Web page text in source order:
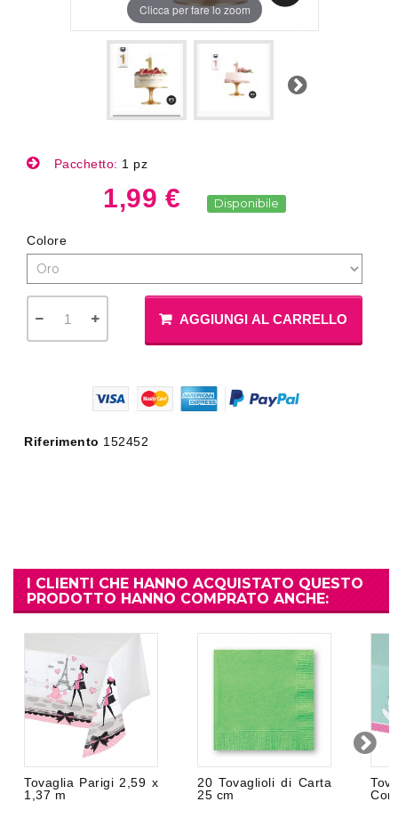
Clicca per fare lo zoom
Successivo
Pacchetto: 1 pz
1,99 € Disponibile
Colore
AGGIUNGI AL CARRELLO
Riferimento 152452
I CLIENTI CHE HANNO ACQUISTATO QUESTO
PRODOTTO HANNO COMPRATO ANCHE:
Tovaglia Parigi 2,59 x
1,37 m
20 Tovaglioli di Carta
25 cm